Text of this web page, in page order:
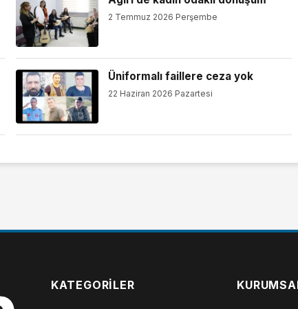
2 Temmuz 2026 Perşembe
Üniformalı faillere ceza yok
22 Haziran 2026 Pazartesi
KATEGORILER